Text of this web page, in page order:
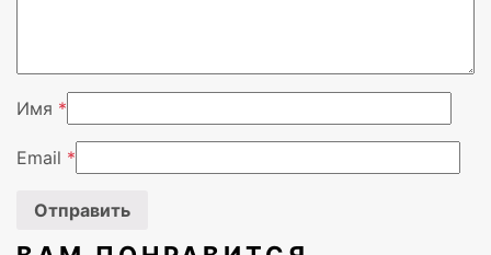
Вендор 1MORE
Имя *
Email *